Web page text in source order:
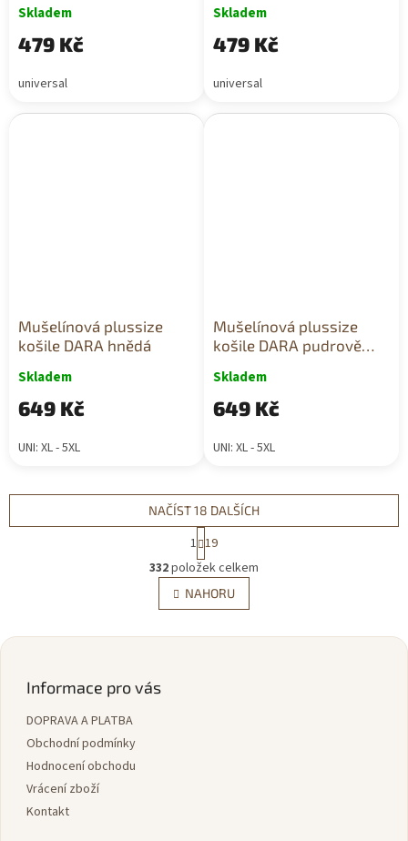
Skladem
479 Kč
universal
Skladem
479 Kč
universal
Mušelínová plussize
košile DARA hnědá
Skladem
649 Kč
UNI: XL - 5XL
Mušelínová plussize
košile DARA pudrově
Skladem
649 Kč
UNI: XL - 5XL
O
v
l
á
NAČÍST 18 DALŠÍCH
t
r
á
n
k
1 19
332položek celkem
NAHORU
Z
Informace pro vás
DOPRAVA A PLATBA
Obchodní podmínky
Hodnocení obchodu
Vrácení zboží
Kontakt